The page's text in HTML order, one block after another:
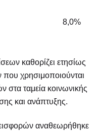
8,0%
καθορίζει ετησίως
χρησιμοποιούνται
στα ταμεία κοινωνικής
και ανάπτυξης.
αναθεωρήθηκε